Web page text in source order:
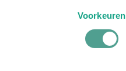
Voorkeuren
Organisatie